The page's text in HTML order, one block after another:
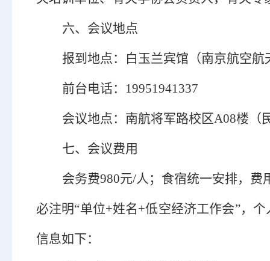
六、会议地点
报到地点： 白玉兰宾馆（南京航空
前台电话： 19951941337
会议地点： 南航将军路校区A08楼 （
七、会议费用
会务费980元/人； 食宿统一安排，费
必注明“单位+姓名+低空经济工作会”，
信息如下：